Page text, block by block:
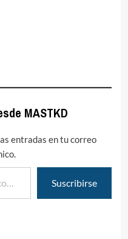
MASTKD
entradas en tu correo
Suscribirse